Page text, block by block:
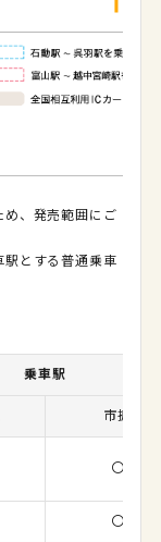
、発売範囲にご
とする普通乗車
乗車駅
市振
〇
〇